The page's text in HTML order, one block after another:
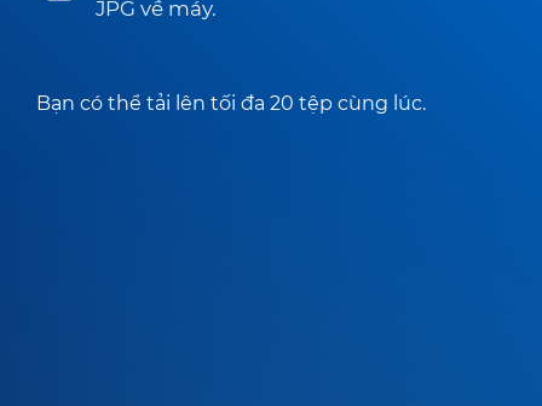
JPG về máy.
Bạn có thể tải lên tối đa 20 tệp cùng lúc.